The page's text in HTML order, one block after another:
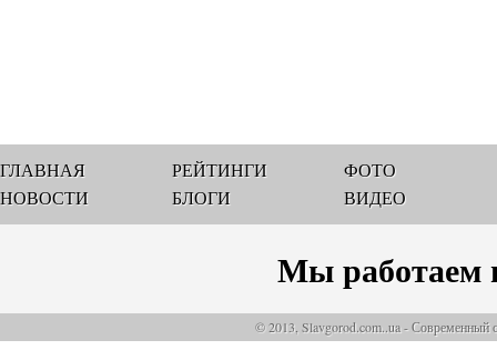
ГЛАВНАЯ
НОВОСТИ
РЕЙТИНГИ
БЛОГИ
ФОТО
ВИДЕО
Мы работаем
© 2013, Slavgorod.com..ua - Современный